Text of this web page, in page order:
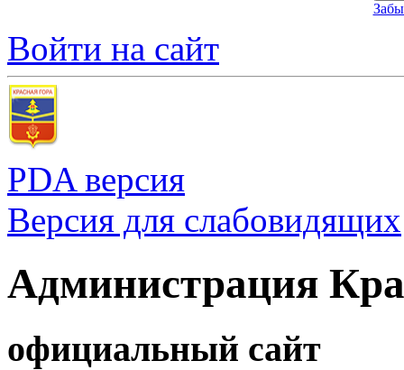
Войти на сайт
PDA версия
Версия для слабовидящих
Администрация
официальный сайт